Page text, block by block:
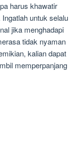
harus khawatir
untuk selalu
jika menghadapi
tidak nyaman
kalian dapat
memperpanjang